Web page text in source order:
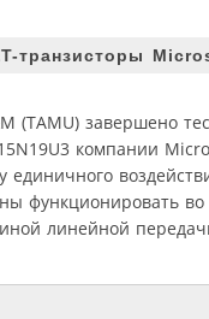
транзисторы
(TAMU) завершено
компании
единичного
функционировать
линейной